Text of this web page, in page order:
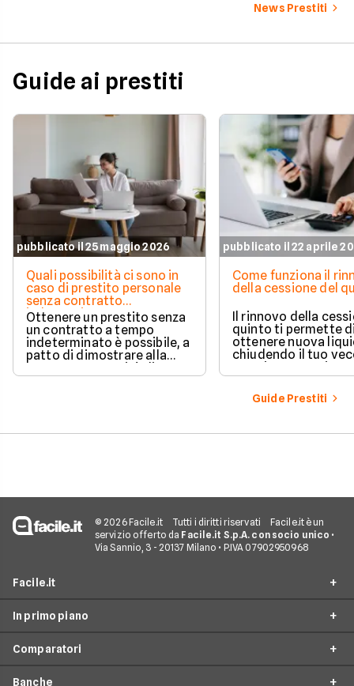
News Prestiti
Guide ai prestiti
pubblicato il 25 maggio 2026
Quali possibilità ci sono in
caso di prestito personale
senza contratto
indeterminato
Ottenere un prestito senza
un contratto a tempo
indeterminato è possibile, a
patto di dimostrare alla
rimborso solida e costante.
quali strategie puoi
pubblicato il 22 aprile
Come funziona il
della cessione del
Il rinnovo della
quinto ti permette
ottenere nuova
chiudendo il tuo
vantaggioso.
Guide Prestiti
© 2026 Facile.it Tutti i diritti riservati
Facile.it è un
servizio offerto da Facile.it S.p.A. con socio unico •
Via Sannio, 3 - 20137 Milano • P.IVA 07902950968
Facile.it
Assicurazioni
Prestiti
Mutui
In primo piano
Prestiti Online
Prestito Personale
Comparatori
Banche